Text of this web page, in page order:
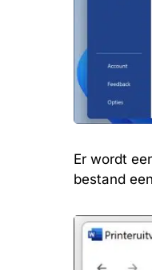
Er wordt
bestand